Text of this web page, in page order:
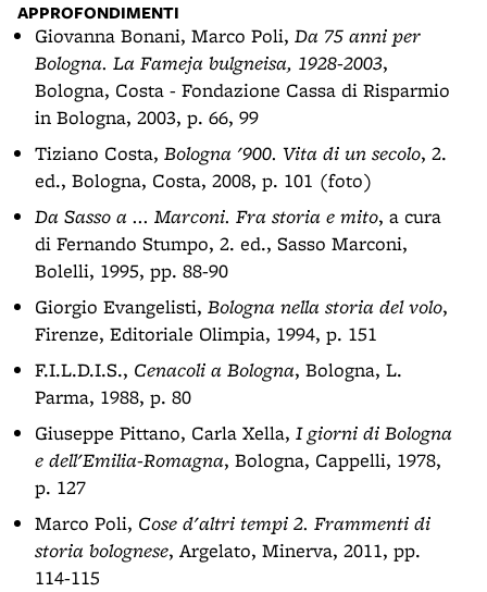
APPROFONDIMENTI
Giovanna Bonani, Marco Poli, Da 75 anni per
Bologna. La Fameja bulgneisa, 1928-2003,
Bologna, Costa - Fondazione Cassa di Risparmio
in Bologna, 2003, p. 66, 99
Tiziano Costa, Bologna '900. Vita di un secolo, 2.
ed., Bologna, Costa, 2008, p. 101 (foto)
Da Sasso a ... Marconi. Fra storia e mito, a cura
di Fernando Stumpo, 2. ed., Sasso Marconi,
Bolelli, 1995, pp. 88-90
Giorgio Evangelisti, Bologna nella storia del volo,
Firenze, Editoriale Olimpia, 1994, p. 151
F.I.L.D.I.S., Cenacoli a Bologna, Bologna, L.
Parma, 1988, p. 80
Giuseppe Pittano, Carla Xella, I giorni di Bologna
e dell'Emilia-Romagna, Bologna, Cappelli, 1978,
p. 127
Marco Poli, Cose d'altri tempi 2. Frammenti di
storia bolognese, Argelato, Minerva, 2011, pp.
114-115